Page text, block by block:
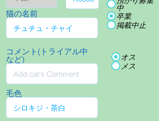
猫の名前
中
卒業
掲載中止
コメント(トライアル中
など)
オス
メス
毛色